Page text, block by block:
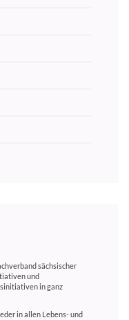
sächsischer
und
in ganz
in allen Lebens- und